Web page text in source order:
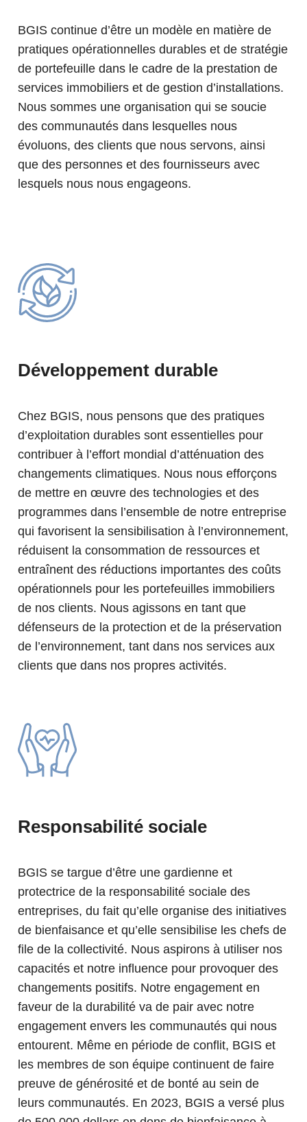
BGIS continue d’être un modèle en matière de
pratiques opérationnelles durables et de stratégie
de portefeuille dans le cadre de la prestation de
services immobiliers et de gestion d’installations.
Nous sommes une organisation qui se soucie
des communautés dans lesquelles nous
évoluons, des clients que nous servons, ainsi
que des personnes et des fournisseurs avec
lesquels nous nous engageons.
Développement durable
Chez BGIS, nous pensons que des pratiques
d’exploitation durables sont essentielles pour
contribuer à l’effort mondial d’atténuation des
changements climatiques. Nous nous efforçons
de mettre en œuvre des technologies et des
programmes dans l’ensemble de notre entreprise
qui favorisent la sensibilisation à l’environnement,
réduisent la consommation de ressources et
entraînent des réductions importantes des coûts
opérationnels pour les portefeuilles immobiliers
de nos clients. Nous agissons en tant que
défenseurs de la protection et de la préservation
de l’environnement, tant dans nos services aux
clients que dans nos propres activités.
Responsabilité sociale
BGIS se targue d’être une gardienne et
protectrice de la responsabilité sociale des
entreprises, du fait qu’elle organise des initiatives
de bienfaisance et qu’elle sensibilise les chefs de
file de la collectivité. Nous aspirons à utiliser nos
capacités et notre influence pour provoquer des
changements positifs. Notre engagement en
faveur de la durabilité va de pair avec notre
engagement envers les communautés qui nous
entourent. Même en période de conflit, BGIS et
les membres de son équipe continuent de faire
preuve de générosité et de bonté au sein de
leurs communautés. En 2023, BGIS a versé plus